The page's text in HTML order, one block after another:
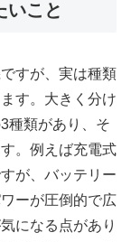
いこと
すが、実は種類
す。大きく分け
種類があり、そ
。例えば充電式
が、バッテリー
ーが圧倒的で広
になる点があり